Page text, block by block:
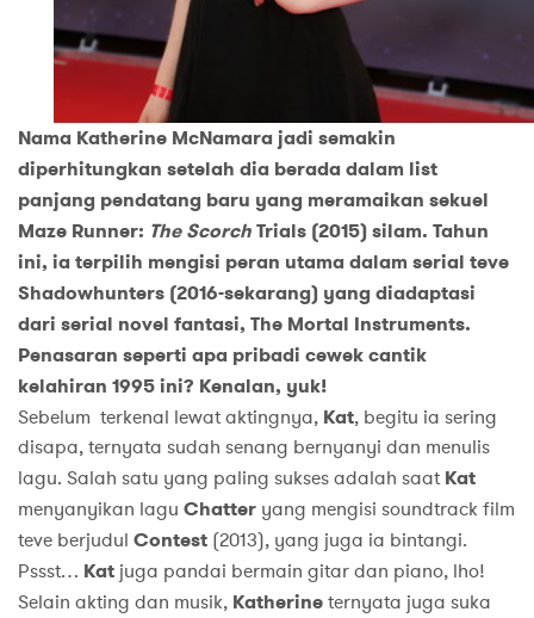
Nama Katherine McNamara jadi semakin
diperhitungkan setelah dia berada dalam list
panjang pendatang baru yang meramaikan sekuel
Maze Runner: The ScorchTrials (2015) silam. Tahun
ini, ia terpilih mengisi peran utama dalam serial teve
Shadowhunters (2016-sekarang) yang diadaptasi
dari serial novel fantasi, The Mortal Instruments.
Penasaran seperti apa pribadi cewek cantik
kelahiran 1995 ini? Kenalan, yuk!
Sebelum terkenal lewat aktingnya, Kat, begitu ia sering
disapa, ternyata sudah senang bernyanyi dan menulis
lagu. Salah satu yang paling sukses adalah saatKat
menyanyikan lagu Chatter yang mengisi soundtrack film
teve berjudul Contest (2013), yang juga ia bintangi.
Pssst… Kat juga pandai bermain gitar dan piano, lho!
Selain akting dan musik, Katherineternyata juga suka